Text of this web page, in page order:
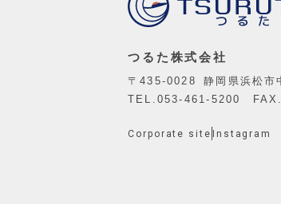
つるた株式会社
〒435-0028 静岡県浜松市
TEL. 053-461-5200
Corporate site Instagram